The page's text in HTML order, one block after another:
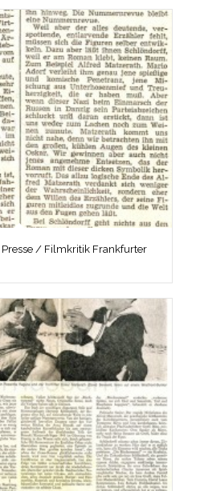
Presse / Filmkritik Frankfurter